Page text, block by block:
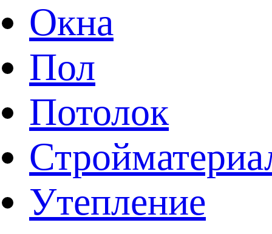
Окна
Пол
Потолок
Утепление